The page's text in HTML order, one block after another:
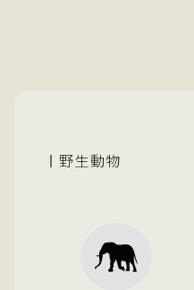
野生動物